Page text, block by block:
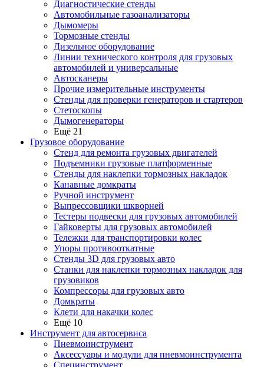
Диагностические стенды
Автомобильные газоанализаторы
Дымомеры
Тормозные стенды
Дизельное оборудование
Линии технического контроля для грузовых
автомобилей и универсальные
Автосканеры
Прочие измерительные инструменты
Стенды для проверки генераторов и стартеров
Стетоскопы
Дымогенераторы
Ещё 21
Грузовое оборудование
Стенд для ремонта грузовых двигателей
Подъемники грузовые платформенные
Стенды для наклепки тормозных накладок
Канавные домкраты
Ручной инструмент
Выпрессовщики шкворней
Тестеры подвески для грузовых автомобилей
Гайковерты для грузовых автомобилей
Тележки для транспортировки колес
Упоры противооткатные
Стенды 3D для грузовых авто
Станки для наклепки тормозных накладок для
грузовиков
Компрессоры для грузовых авто
Домкраты
Клети для накачки колес
Ещё 10
Инструмент для автосервиса
Пневмоинструмент
Аксессуары и модули для пневмоинструмента
Специнструмент